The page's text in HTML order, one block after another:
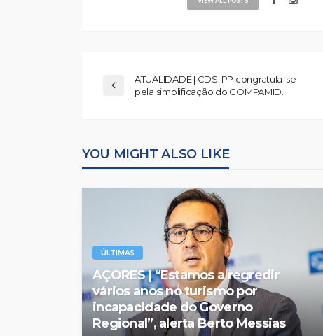
ATUALIDADE | CDS-PP congratula-se
pela simplificação do COMPAMID.
YOU MIGHT ALSO LIKE
ÚLTIMAS
AÇORES | “Estamos a regredir
vários anos no turismo por
incapacidade do Governo
Regional”, alerta Berto Messias